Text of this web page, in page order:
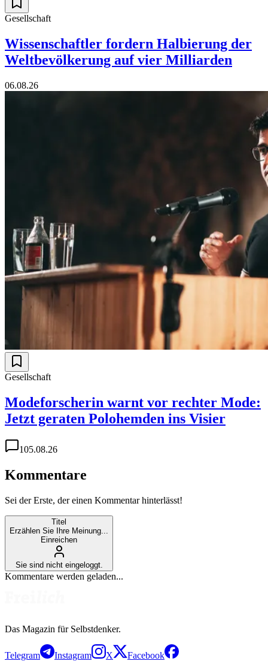
Gesellschaft
Wissenschaftler fordern Halbierung der
Weltbevölkerung auf vier Milliarden
06.08.26
Gesellschaft
Modeforscherin warnt vor rechter Mode:
Jetzt geraten Polohemden ins Visier
105.08.26
Kommentare
Sei der Erste, der einen Kommentar hinterlässt!
Titel
Erzählen Sie Ihre Meinung...
Einreichen
Sie sind nicht eingeloggt.
Kommentare werden geladen...
Das Magazin für Selbstdenker.
Telegram Instagram X Facebook